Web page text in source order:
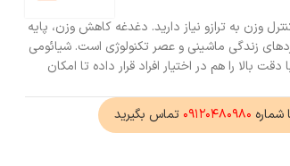
وزن به ترازو نیاز دارید. دغدغه کاهش وزن، پایه
زندگی ماشینی و عصر تکنولوژی است. شیائومی
را هم در اختیار افراد قرار داده تا امکان
۰۹۱۲۰۴۸۰۹۸۰ تماس بگیرید